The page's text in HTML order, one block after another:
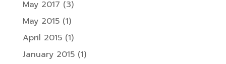
May 2017 (3)
May 2015(1)
April 2015(1)
January 2015(1)